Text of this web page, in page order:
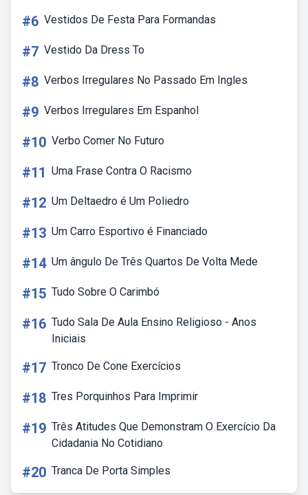
#6 Vestidos De Festa Para Formandas
#7 Vestido Da Dress To
#8 Verbos Irregulares No Passado Em Ingles
#9 Verbos Irregulares Em Espanhol
#10 Verbo Comer No Futuro
#11 Uma Frase Contra O Racismo
#12 Um Deltaedro é Um Poliedro
#13 Um Carro Esportivo é Financiado
#14 Um ângulo De Três Quartos De Volta Mede
#15 Tudo Sobre O Carimbó
#16 Tudo Sala De Aula Ensino Religioso - Anos
Iniciais
#17 Tronco De Cone Exercícios
#18 Tres Porquinhos Para Imprimir
#19 Três Atitudes Que Demonstram O Exercício Da
Cidadania No Cotidiano
#20 Tranca De Porta Simples